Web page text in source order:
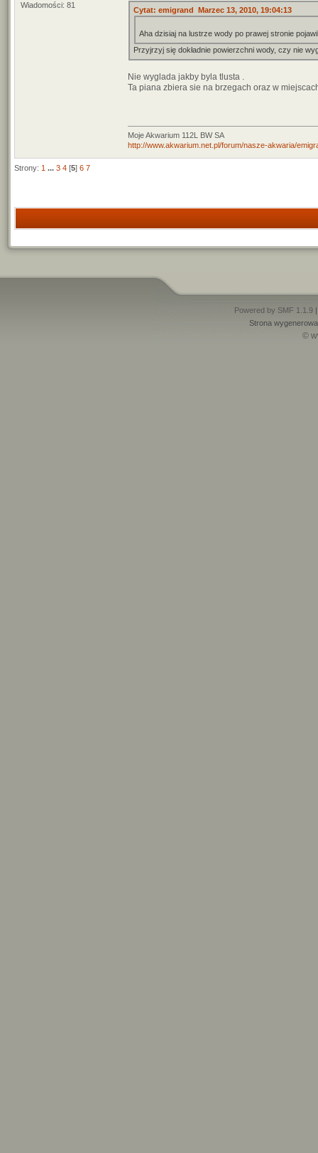
Wiadomości: 81
Cytat: emigrand Marzec 13, 2010, 19:04:13
Aha dzisiaj na lustrze wody po prawej stronie
Przyjrzyj się dokładnie powierzchni wody, czy nie
Nie wyglada jakby byla tlusta .
Ta piana zbiera sie na brzegach oraz w
Moje Akwarium 112L BW SA
http://www.akwarium.net.pl/forum/nasze-akwaria/
Strony: 1 ... 3 4 [5] 6 7
Powered by SMF 1.1.9
Strona
©